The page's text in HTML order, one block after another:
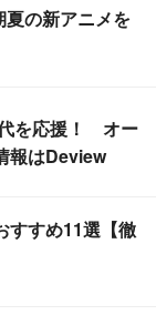
夏の新アニメを
を応援！ オー
報はDeview
すすめ11選【徹